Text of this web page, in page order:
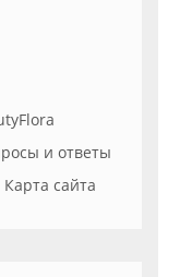
и ответы
Карта сайта